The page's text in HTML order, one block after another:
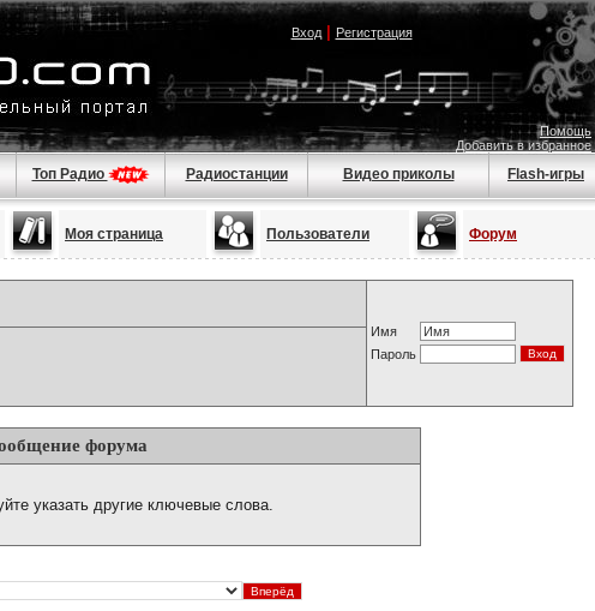
Вход| Регистрация
Помощь
Добавить в избранное
Топ Радио Радиостанции Видео приколы Flash-игры
Моя страница Пользователи Форум
Имя
Пароль
форума
указать другие ключевые слова.